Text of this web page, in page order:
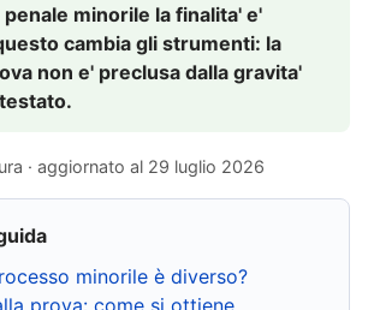
minorile la finalita' e'
cambia gli strumenti: la
non e' preclusa dalla gravita'
· aggiornato al 29 luglio 2026
minorile è diverso?
prova: come si ottiene